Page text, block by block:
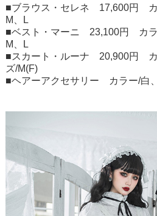
■ブラウス・セレネ 17,600円 カ
M、L
■ベスト・マーニ 23,100円 カラ
M、L
■スカート・ルーナ 20,900円 カ
ズ/M(F)
■ヘアーアクセサリー カラー/白